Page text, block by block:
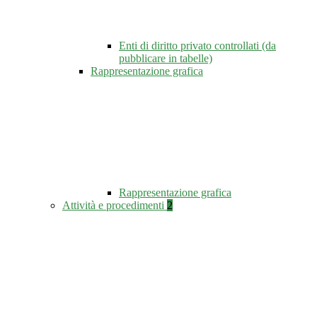
Enti di diritto privato controllati (da
pubblicare in tabelle)
Rappresentazione grafica
Rappresentazione grafica
Attività e procedimenti 2